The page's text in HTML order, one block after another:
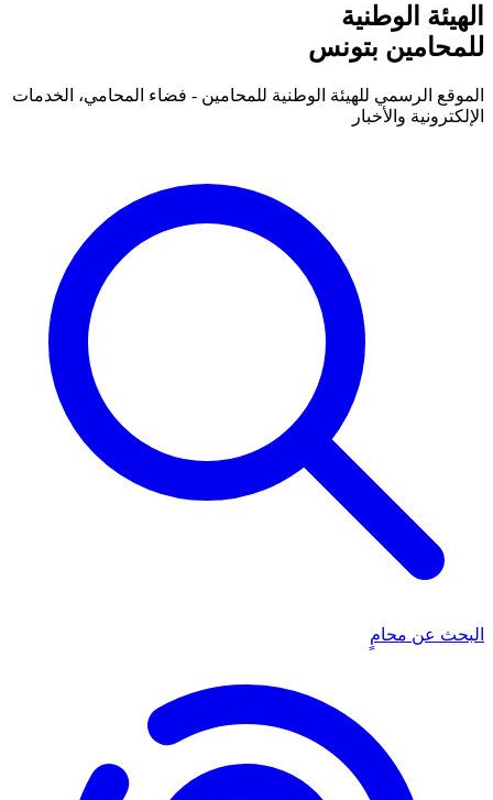
الهيئة الوطنية
للمحامين بتونس
الموقع الرسمي للهيئة الوطنية للمحامين - فضاء المحامي، الخدمات
الإلكترونية والأخبار
البحث عن محامٍ